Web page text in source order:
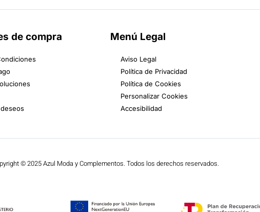
de compra Menú Legal
Aviso Legal
Política de Privacidad
Política de Cookies
Personalizar Cookies
Accesibilidad
© 2025 Azul Moda y Complementos. Todos los derechos reservados.